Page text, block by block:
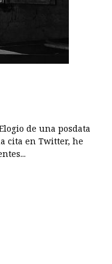
de una posdata
cita en Twitter, he